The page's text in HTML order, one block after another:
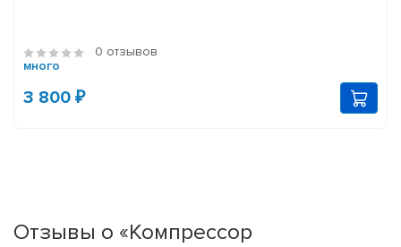
0 отзывов
много
3 800 ₽
Отзывы о «Компрессор